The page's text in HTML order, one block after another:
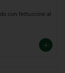
con fettuccine al